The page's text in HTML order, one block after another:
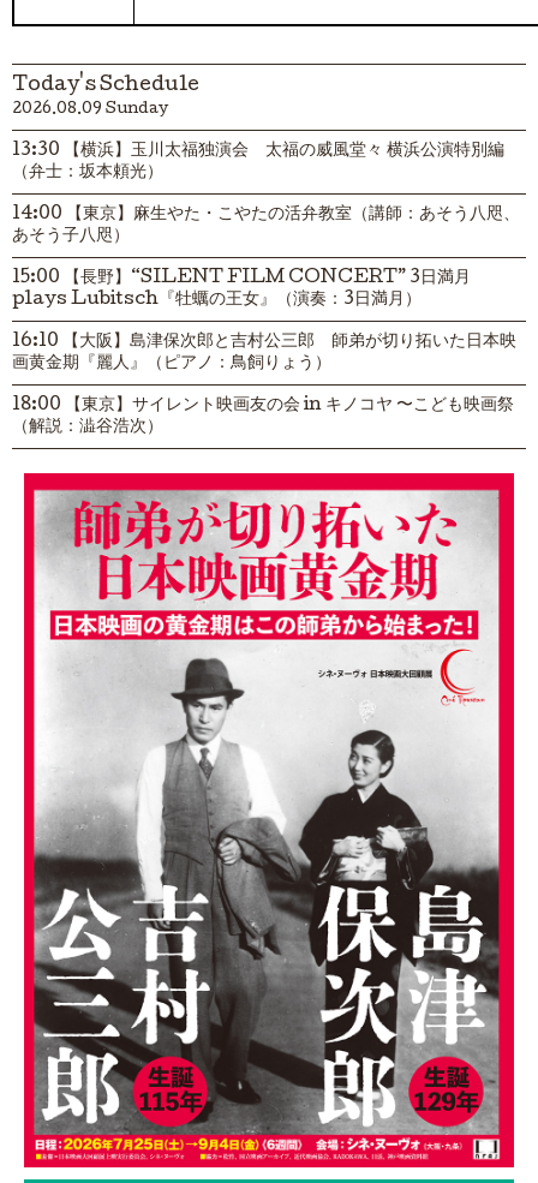
Today's Schedule
2026.08.09 Sunday
13:30 【横浜】玉川太福独演会 太福の威風堂々 横浜公演特別編
（弁士：坂本頼光）
14:00 【東京】麻生やた・こやたの活弁教室（講師：あそう八咫、
あそう子八咫）
15:00 【長野】“SILENT FILM CONCERT” 3日満月
plays Lubitsch『牡蠣の王女』（演奏：3日満月）
16:10 【大阪】島津保次郎と吉村公三郎 師弟が切り拓いた日本映
画黄金期『麗人』（ピアノ：鳥飼りょう）
18:00 【東京】サイレント映画友の会 in キノコヤ 〜こども映画祭
（解説：澁谷浩次）